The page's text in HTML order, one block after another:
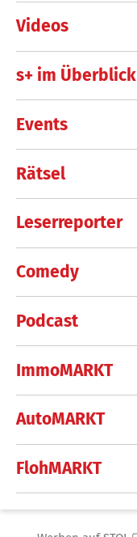
Videos
s+ im Überblick
Events
Rätsel
Leserreporter
Comedy
Podcast
ImmoMARKT
AutoMARKT
FlohMARKT